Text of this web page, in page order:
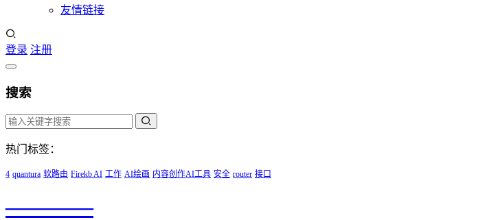
友情链接
登录 注册
搜索
热门标签：
4 quantura 软路由 Firekb AI 工作 AI绘画 内容创作AI工具 安全 router 接口
————